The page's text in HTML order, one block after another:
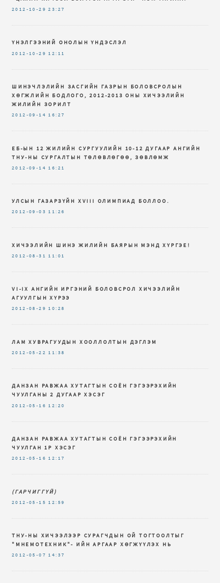
2012-10-29 23:27
ҮНЭЛГЭЭНИЙ ОНОЛЫН ҮНДЭСЛЭЛ
2012-10-29 12:11
ШИНЭЧЛЭЛИЙН ЗАСГИЙН ГАЗРЫН БОЛОВСРОЛЫН
ХӨГЖЛИЙН БОДЛОГО, 2012-2013 ОНЫ ХИЧЭЭЛИЙН
ЖИЛИЙН ЗОРИЛТ
2012-09-14 16:27
ЕБ-ЫН 12 ЖИЛИЙН СУРГУУЛИЙН 10-12 ДУГААР АНГИЙН
ТНУ-НЫ СУРГАЛТЫН ТӨЛӨВЛӨГӨӨ, ЗӨВЛӨМЖ
2012-09-14 16:21
УЛСЫН ГАЗАРЗҮЙН XVIII ОЛИМПИАД БОЛЛОО.
2012-09-03 11:26
ХИЧЭЭЛИЙН ШИНЭ ЖИЛИЙН БАЯРЫН МЭНД ХҮРГЭЕ!
2012-08-31 11:01
VI-IX AНГИЙН ИРГЭНИЙ БОЛОВСРОЛ ХИЧЭЭЛИЙН
АГУУЛГЫН ХҮРЭЭ
2012-08-29 10:28
ЛАМ ХУВРАГУУДЫН ХООЛЛОЛТЫН ДЭГЛЭМ
2012-05-22 11:38
ДАНЗАН РАВЖАА ХУТАГТЫН СОЁН ГЭГЭЭРЭХИЙН
ЧУУЛГАНЫ 2 ДУГААР ХЭСЭГ
2012-05-16 12:20
ДАНЗАН РАВЖАА ХУТАГТЫН СОЁН ГЭГЭЭРЭХИЙН
ЧУУЛГАН 1Р ХЭСЭГ
2012-05-16 12:17
(ГАРЧИГГҮЙ)
2012-05-15 12:59
ТНУ-НЫ ХИЧЭЭЛЭЭР СУРАГЧДЫН ОЙ ТОГТООЛТЫГ
"МНЕМОТЕХНИК"- ИЙН АРГААР ХӨГЖҮҮЛЭХ НЬ
2012-05-07 14:37